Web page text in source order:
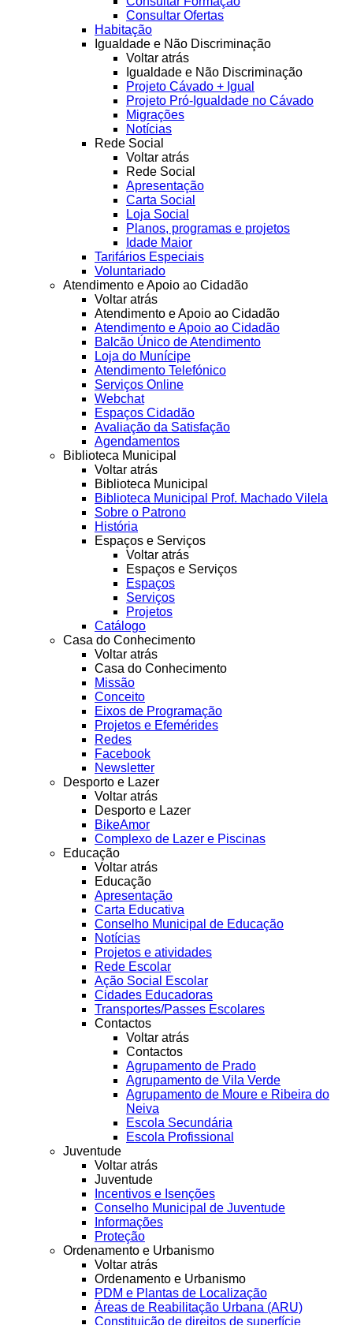
Consultar Ofertas
Habitação
Igualdade e Não Discriminação
Voltar atrás
Igualdade e Não Discriminação
Projeto Cávado + Igual
Projeto Pró-Igualdade no Cávado
Migrações
Notícias
Rede Social
Voltar atrás
Rede Social
Apresentação
Carta Social
Loja Social
Planos, programas e projetos
Idade Maior
Tarifários Especiais
Voluntariado
Atendimento e Apoio ao Cidadão
Voltar atrás
Atendimento e Apoio ao Cidadão
Atendimento e Apoio ao Cidadão
Balcão Único de Atendimento
Loja do Munícipe
Atendimento Telefónico
Serviços Online
Webchat
Espaços Cidadão
Avaliação da Satisfação
Agendamentos
Biblioteca Municipal
Voltar atrás
Biblioteca Municipal
Biblioteca Municipal Prof. Machado Vilela
Sobre o Patrono
História
Espaços e Serviços
Voltar atrás
Espaços e Serviços
Espaços
Serviços
Projetos
Catálogo
Casa do Conhecimento
Voltar atrás
Casa do Conhecimento
Missão
Conceito
Eixos de Programação
Projetos e Efemérides
Redes
Facebook
Newsletter
Desporto e Lazer
Voltar atrás
Desporto e Lazer
BikeAmor
Complexo de Lazer e Piscinas
Educação
Voltar atrás
Educação
Apresentação
Carta Educativa
Conselho Municipal de Educação
Notícias
Projetos e atividades
Rede Escolar
Ação Social Escolar
Cidades Educadoras
Transportes/Passes Escolares
Contactos
Voltar atrás
Contactos
Agrupamento de Prado
Agrupamento de Vila Verde
Agrupamento de Moure e Ribeira do
Neiva
Escola Secundária
Escola Profissional
Juventude
Voltar atrás
Juventude
Incentivos e Isenções
Conselho Municipal de Juventude
Informações
Proteção
Ordenamento e Urbanismo
Voltar atrás
Ordenamento e Urbanismo
PDM e Plantas de Localização
Áreas de Reabilitação Urbana (ARU)
Constituição de direitos de superfície